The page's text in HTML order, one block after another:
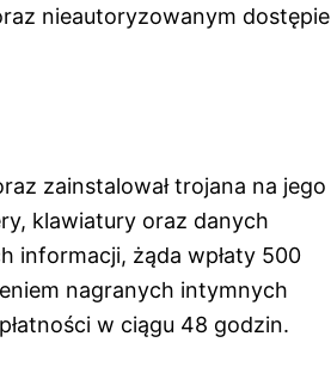
nieautoryzowanym dostępie
zainstalował trojana na jego
klawiatury oraz danych
informacji, żąda wpłaty 500
nagranych intymnych
w ciągu 48 godzin.